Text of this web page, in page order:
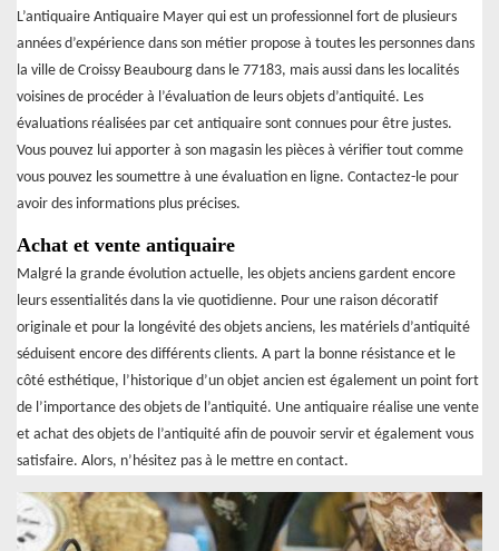
L’antiquaire Antiquaire Mayer qui est un professionnel fort de plusieurs
années d’expérience dans son métier propose à toutes les personnes dans
la ville de Croissy Beaubourg dans le 77183, mais aussi dans les localités
voisines de procéder à l’évaluation de leurs objets d’antiquité. Les
évaluations réalisées par cet antiquaire sont connues pour être justes.
Vous pouvez lui apporter à son magasin les pièces à vérifier tout comme
vous pouvez les soumettre à une évaluation en ligne. Contactez-le pour
avoir des informations plus précises.
Achat et vente antiquaire
Malgré la grande évolution actuelle, les objets anciens gardent encore
leurs essentialités dans la vie quotidienne. Pour une raison décoratif
originale et pour la longévité des objets anciens, les matériels d’antiquité
séduisent encore des différents clients. A part la bonne résistance et le
côté esthétique, l’historique d’un objet ancien est également un point fort
de l’importance des objets de l’antiquité. Une antiquaire réalise une vente
et achat des objets de l’antiquité afin de pouvoir servir et également vous
satisfaire. Alors, n’hésitez pas à le mettre en contact.